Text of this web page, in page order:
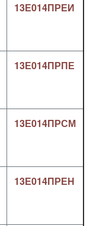
13Е014ПРЕИ
13Е014ПРПЕ
13Е014ПРСМ
13Е014ПРЕН